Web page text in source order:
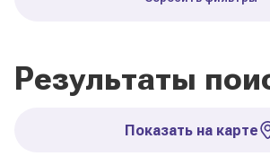
Результаты
Показать на карте